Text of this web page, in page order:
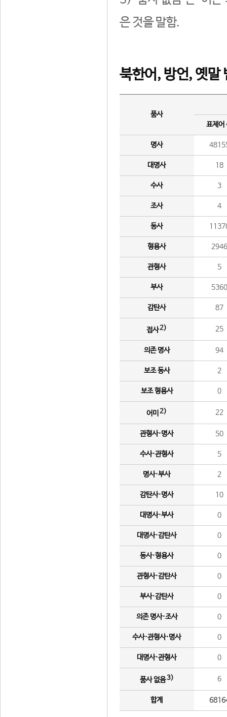
은 것을 말함.
북한어, 방언, 옛말
품사
표제어
명사
대명사 18
수사 3
조사 4
동사
형용사 2946
관형사 5
부사 5360
감탄사 87
접사2) 25
의존 명사 94
보조 동사 2
보조 형용사 0
어미 2) 22
관형사·명사 50
수사·관형사 5
명사·부사 2
감탄사·명사 10
대명사·부사 0
대명사·감탄사 0
동사·형용사 0
관형사·감탄사 0
부사·감탄사 0
의존 명사·조사 0
수사·관형사·명사 0
대명사·관형사 0
품사 없음3) 6
합계